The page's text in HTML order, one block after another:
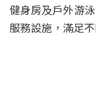
健身房及戶外游
服務設施，滿足